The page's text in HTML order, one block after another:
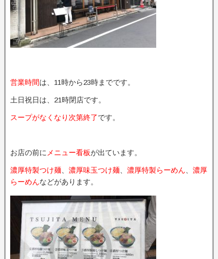
営業時間は、11時から23時までです。
土日祝日は、21時閉店です。
スープがなくなり次第終了です。
お店の前に メニュー看板が出ています。
濃厚特製つけ麺 濃厚味玉つけ麺 濃厚特製らーめん
濃厚
らーめんなどがあります。